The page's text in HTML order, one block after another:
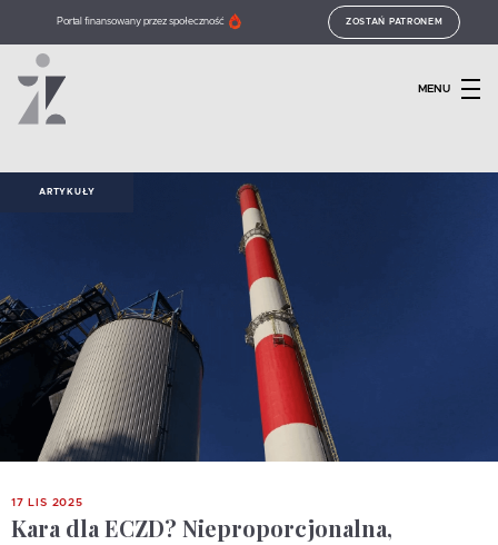
Portal finansowany przez społeczność ZOSTAŃ PATRONEM
MENU
ARTYKUŁY
17 LIS 2025
Kara dla ECZD? Nieproporcjonalna,